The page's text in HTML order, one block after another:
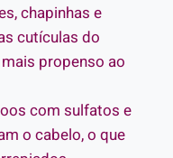
chapinhas e
cutículas do
propenso ao
com sulfatos e
o cabelo, o que